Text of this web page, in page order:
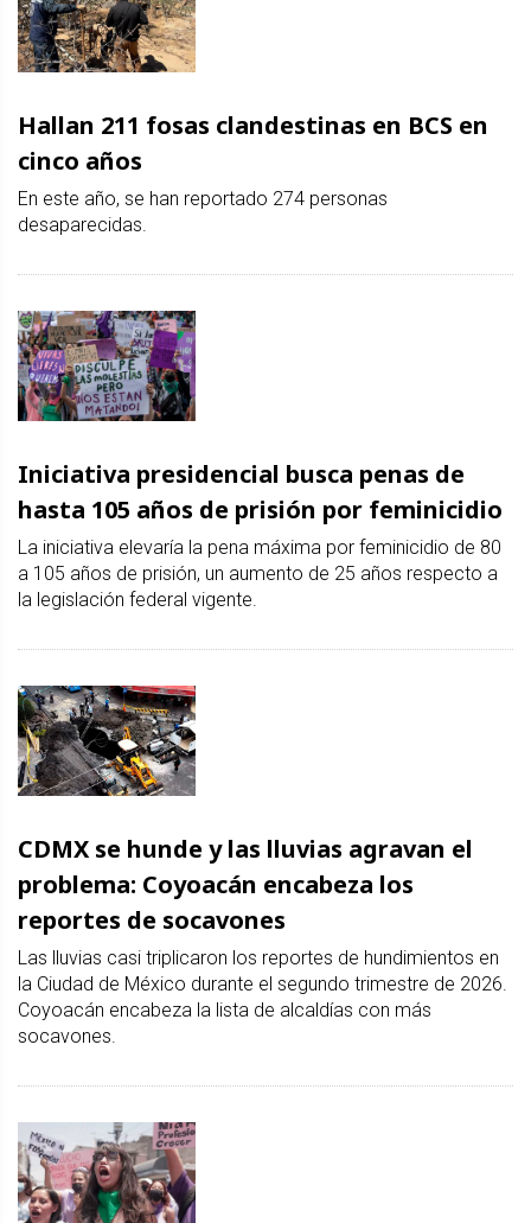
Hallan 211 fosas clandestinas en BCS en
cinco años
En este año, se han reportado 274 personas
desaparecidas.
Iniciativa presidencial busca penas de
hasta 105 años de prisión por feminicidio
La iniciativa elevaría la pena máxima por feminicidio de 80
a 105 años de prisión, un aumento de 25 años respecto a
la legislación federal vigente.
CDMX se hunde y las lluvias agravan el
problema: Coyoacán encabeza los
reportes de socavones
Las lluvias casi triplicaron los reportes de hundimientos en
la Ciudad de México durante el segundo trimestre de 2026.
Coyoacán encabeza la lista de alcaldías con más
socavones.